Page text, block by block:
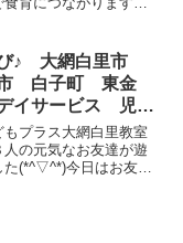
～ 膨らんで ・・・
す!(^^...
♪ 大網白里市
白子町 東金
イサービス 児童
プラス大網白里教室
の元気なお友達が遊
た(*^▽^*)今日はお友達